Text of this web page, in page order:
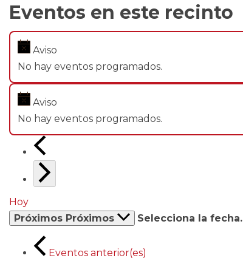
Eventos en este recinto
Aviso
No hay eventos programados.
Aviso
No hay eventos programados.
Hoy
Próximos Próximos Selecciona la fecha.
Eventos anterior(es)